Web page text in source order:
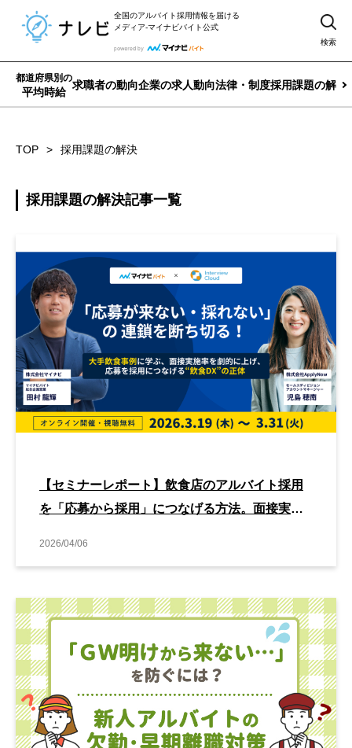
全国のアルバイト採用情報を届ける
メディア-マイナビバイト公式
検索
都道府県別の
平均時給
求職者の動向企業の求人動向法律・制度採用課題の解決
TOP 採用課題の解決
採用課題の解決記事一覧
【セミナーレポート】飲食店のアルバイト採用
を「応募から採用」につなげる方法。面接実施
2026/04/06